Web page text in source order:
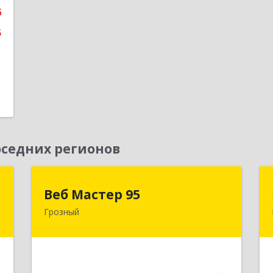
регионов
Веб Мастер 95
Грозный364050, Чеченская Респ, Грозный г,